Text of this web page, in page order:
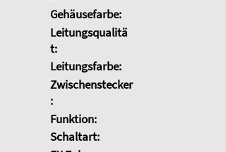
Gehäusefarbe:
Leitungsqualitä
t:
Leitungsfarbe:
Zwischenstecker
:
Funktion:
Schaltart: